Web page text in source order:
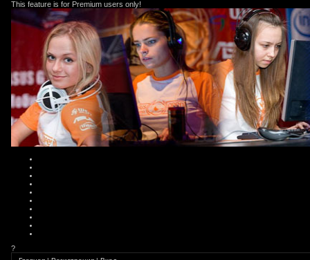
This feature is for Premium users only!
?